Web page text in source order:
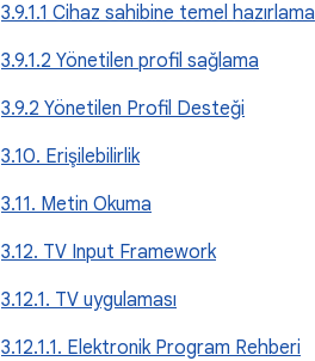
3.9.1.1 Cihaz sahibine temel hazırlama
3.9.1.2 Yönetilen profil sağlama
3.9.2 Yönetilen Profil Desteği
3.10. Erişilebilirlik
3.11. Metin Okuma
3.12. TV Input Framework
3.12.1. TV uygulaması
3.12.1.1. Elektronik Program Rehberi